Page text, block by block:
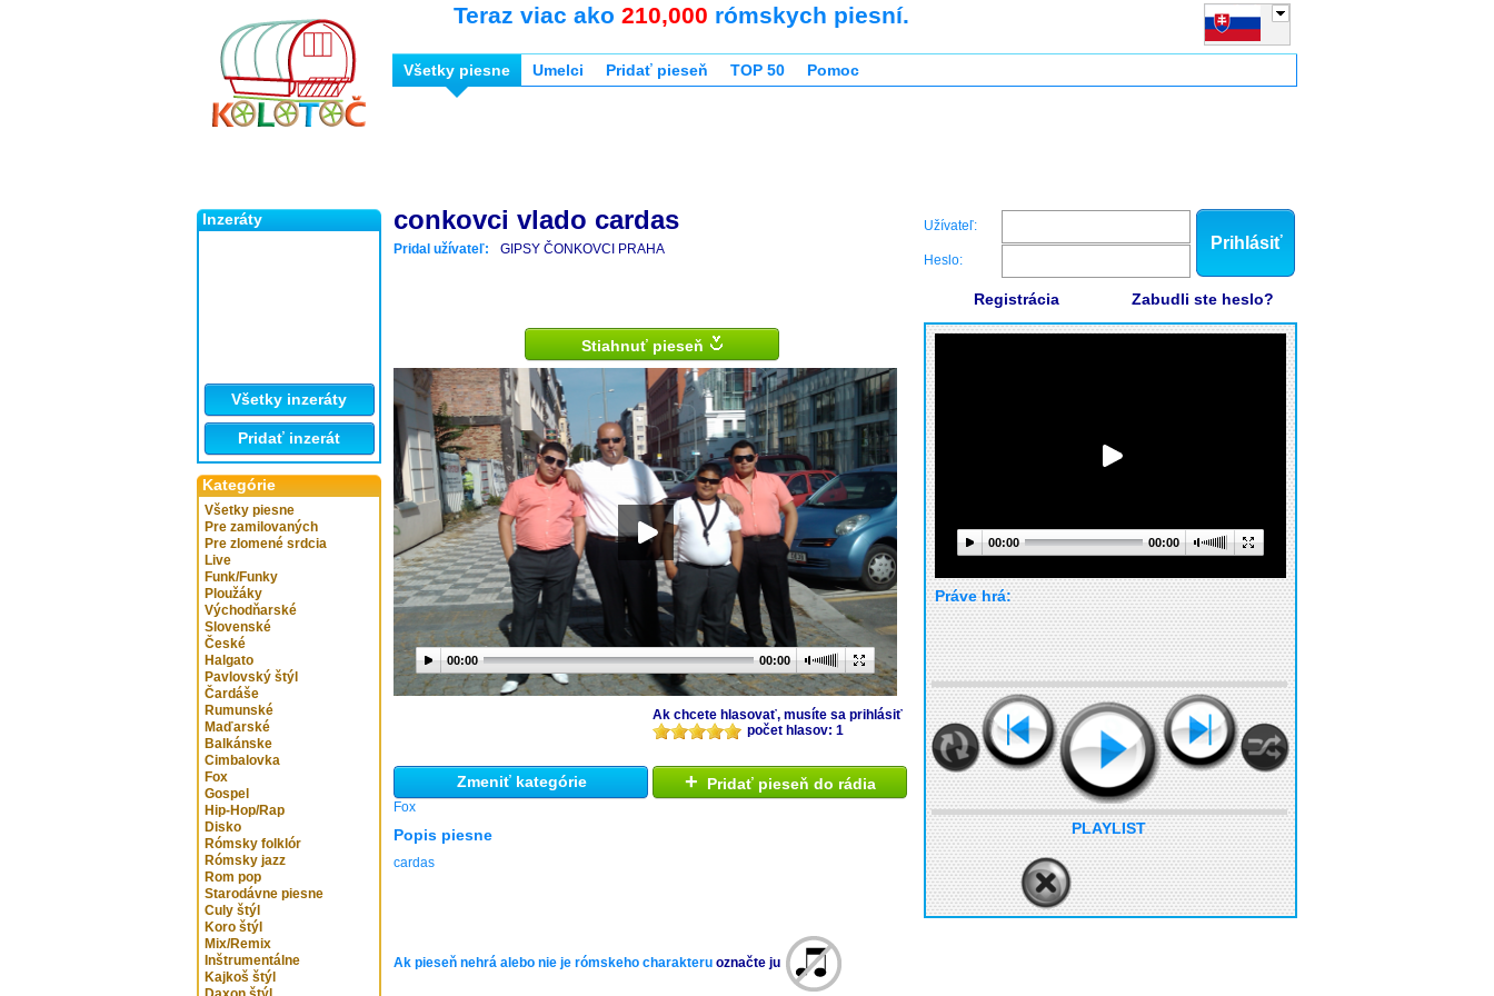
Inzeráty
Všetky inzeráty
Pridať inzerát
Kategórie
Všetky piesne
Pre zamilovaných
Pre zlomené srdcia
Live
Funk/Funky
Ploužáky
Východňarské
Slovenské
České
Halgato
Pavlovský štýl
Čardáše
Rumunské
Maďarské
Balkánske
Cimbalovka
Fox
Gospel
Hip-Hop/Rap
Disko
Rómsky folklór
Rómsky jazz
Rom pop
Starodávne piesne
Culy štýl
Koro štýl
Mix/Remix
Inštrumentálne
Kajkoš štýl
Teraz viac ako 210,000 rómskych piesní.
Všetky piesne Umelci Pridať pieseň TOP 50 Pomoc
conkovci vlado cardas
Pridal užívateľ: GIPSY ČONKOVCI PRAHA
Stiahnuť pieseň
00:00 00:00
Ak chcete hlasovať, musíte sa prihlásiť
počet hlasov: 1
Zmeniť kategórie
Fox
+ Pridať pieseň do rádia
Popis piesne
cardas
Ak pieseň nehrá alebo nie je rómskeho charakteru označte ju
Užívateľ:
Heslo:
Prihlásiť
Registrácia Zabudli ste heslo?
00:00 00:00
Práve hrá:
PLAYLIST